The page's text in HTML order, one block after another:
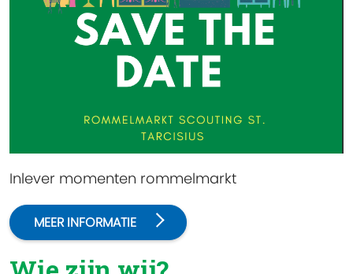
Inlever momenten rommelmarkt
MEER INFORMATIE